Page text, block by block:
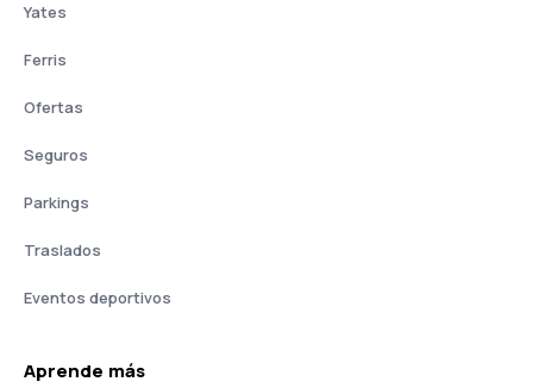
Yates
Ferris
Ofertas
Seguros
Parkings
Traslados
Eventos deportivos
Aprende más